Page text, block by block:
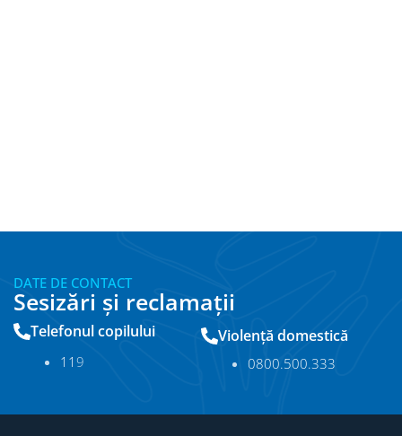
DATE DE CONTACT
Sesizări și reclamații
Telefonul copilului
11 9
Violență domestică
0800.500.333